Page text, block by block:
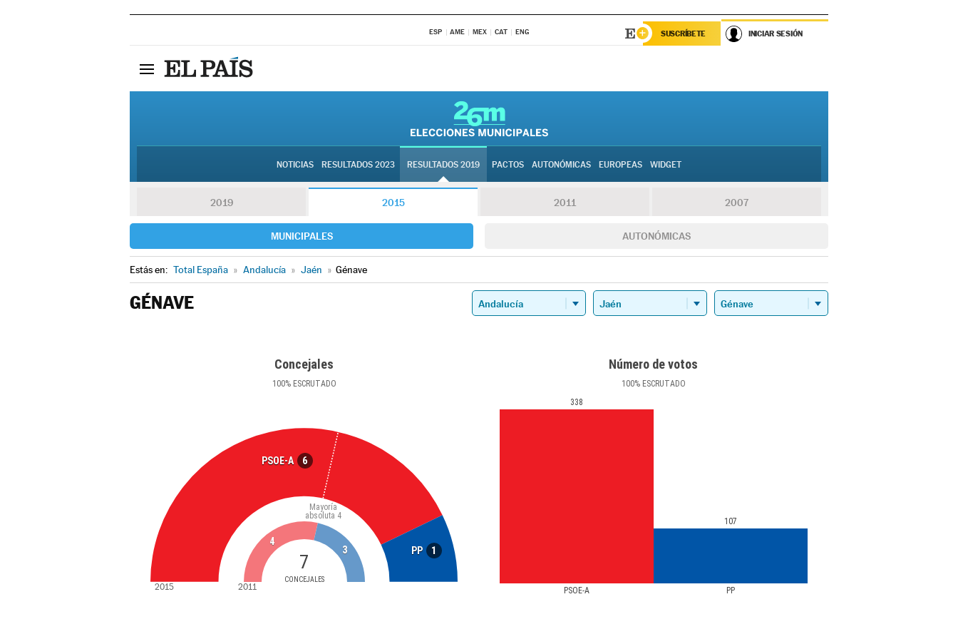
ESP AME MEX CAT ENG SUSCRÍBETE INICIAR SESIÓN
NOTICIAS RESULTADOS 2023 RESULTADOS 2019 PACTOS AUTONÓMICAS EUROPEAS WIDGET
2019 2015 2011 2007
MUNICIPALES AUTONÓMICAS
Estás en: Total España » Andalucía » Jaén » Génave
GÉNAVE
Concejales
100%ESCRUTADO
PSOE-A 6
PP 1
7
CONCEJALES
Mayoría
absoluta 4
4
3
2015 2011
Número de votos
100%ESCRUTADO
PSOE-A PP
338
107